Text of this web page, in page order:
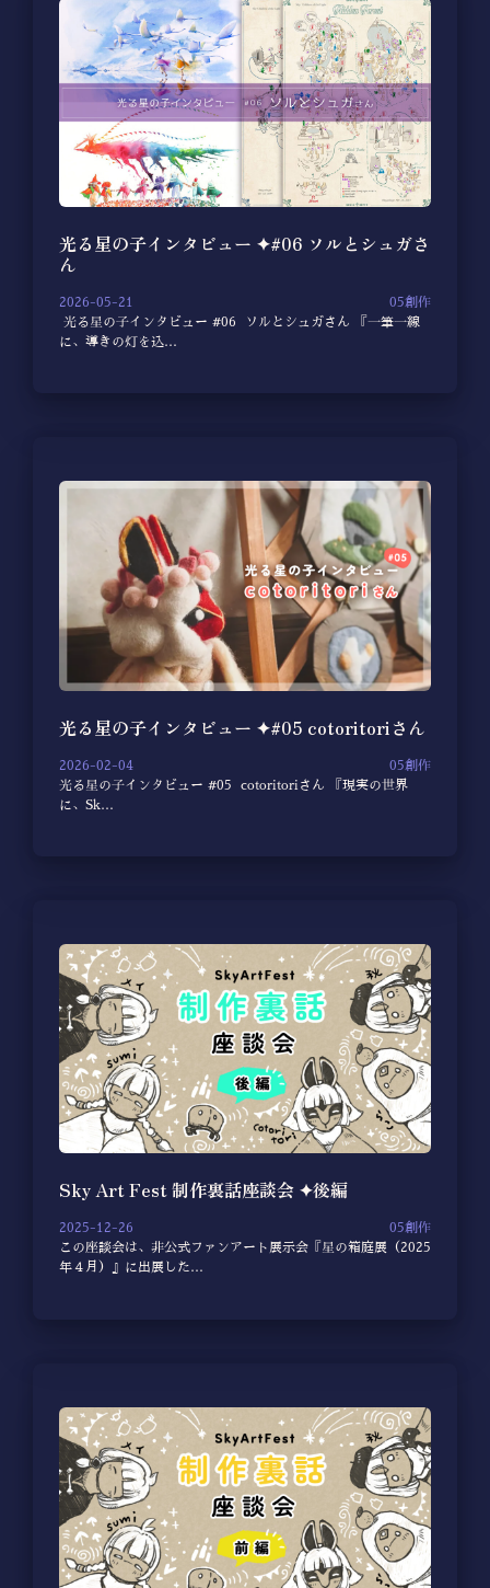
光る星の子インタビュー ✦#06 ソルとシュガさ
ん
2026-05-21
05創作
光る星の子インタビュー #06 ソルとシュガさん 『一筆一線
に、導きの灯を込…
光る星の子インタビュー ✦#05 cotoritoriさん
2026-02-04
05創作
光る星の子インタビュー #05 cotoritoriさん 『現実の世界
に、Sk…
Sky Art Fest 制作裏話座談会 ✦後編
2025-12-26
05創作
この座談会は、非公式ファンアート展示会『星の箱庭展（2025
年４月）』に出展した…